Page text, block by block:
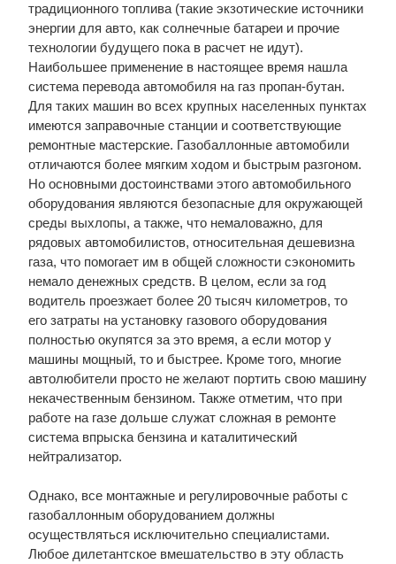
традиционного топлива (такие экзотические источники
энергии для авто, как солнечные батареи и прочие
технологии будущего пока в расчет не идут).
Наибольшее применение в настоящее время нашла
система перевода автомобиля на газ пропан-бутан.
Для таких машин во всех крупных населенных пунктах
имеются заправочные станции и соответствующие
ремонтные мастерские. Газобаллонные автомобили
отличаются более мягким ходом и быстрым разгоном.
Но основными достоинствами этого автомобильного
оборудования являются безопасные для окружающей
среды выхлопы, а также, что немаловажно, для
рядовых автомобилистов, относительная дешевизна
газа, что помогает им в общей сложности сэкономить
немало денежных средств. В целом, если за год
водитель проезжает более 20 тысяч километров, то
его затраты на установку газового оборудования
полностью окупятся за это время, а если мотор у
машины мощный, то и быстрее. Кроме того, многие
автолюбители просто не желают портить свою машину
некачественным бензином. Также отметим, что при
работе на газе дольше служат сложная в ремонте
система впрыска бензина и каталитический
нейтрализатор.
Однако, все монтажные и регулировочные работы с
газобаллонным оборудованием должны
осуществляться исключительно специалистами.
Любое дилетантское вмешательство в эту область